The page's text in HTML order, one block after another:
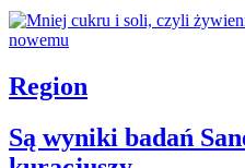
Region
Są wyniki badań